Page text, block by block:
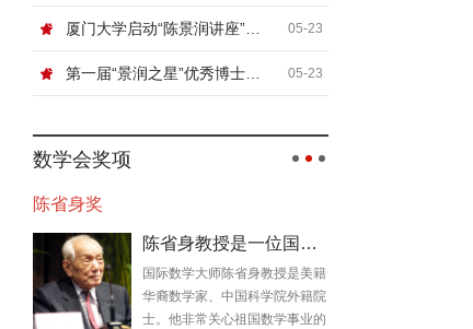
05-23
05-23
数学会奖项
钟家庆奖
钟家庆教授生前对祖国数学事业的发展极其关切
钟家庆教授生前对祖国数学事业
的发展极其关注，并为之拚搏一
生。为了纪念并实现他发展祖国